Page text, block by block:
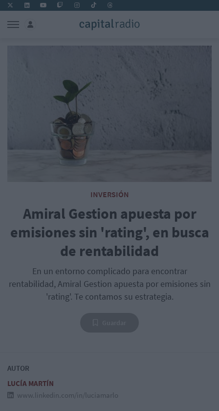
INVERSIÓN
Amiral Gestion apuesta por
emisiones sin 'rating', en busca
de rentabilidad
En un entorno complicado para encontrar
rentabilidad, Amiral Gestion apuesta por emisiones sin
'rating'. Te contamos su estrategia.
AUTOR
LUCÍA MARTÍN
www.linkedin.com/in/luciamarlo